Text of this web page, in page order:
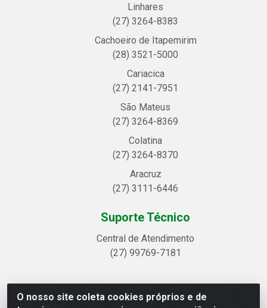
O nosso site coleta cookies próprios e de
Linhares
(27) 3264-8383
Cachoeiro de Itapemirim
(28) 3521-5000
Cariacica
(27) 2141-7951
São Mateus
(27) 3264-8369
Colatina
(27) 3264-8370
Aracruz
(27) 3111-6446
Suporte Técnico
Central de Atendimento
(27) 99769-7181
Linhavix Distribuidora LTDA - Avenida Alegre, 2521 -